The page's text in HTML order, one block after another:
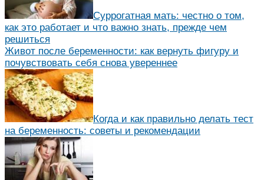
Суррогатная мать: честно о том,
как это работает и что важно знать, прежде чем
решиться
Живот после беременности: как вернуть фигуру и
почувствовать себя снова увереннее
Когда и как правильно делать тест
на беременность: советы и рекомендации